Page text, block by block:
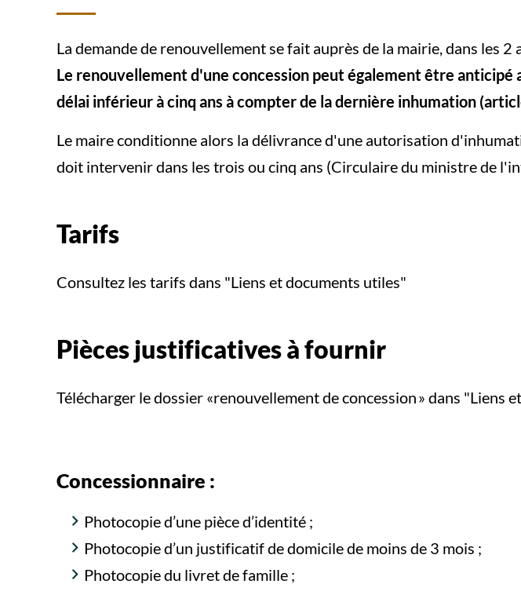
La demande de renouvellement se fait auprès de la mairie, dans les 2
Le renouvellement d'une concession peut également être
délai inférieur à cinq ans à compter de la dernière inhumation
Le maire conditionne alors la délivrance d'une autorisation
doit intervenir dans les trois ou cinq ans (Circulaire du ministre de
Tarifs
Consultez les tarifs dans "Liens et documents utiles"
Pièces justificatives à fournir
Télécharger le dossier «renouvellement de concession » dans "Liens
Concessionnaire :
Photocopie d’une pièce d’identité ;
Photocopie d’un justificatif de domicile de moins de 3 mois ;
Photocopie du livret de famille ;